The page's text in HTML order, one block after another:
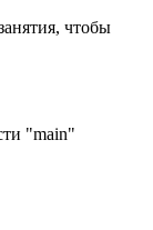
чтобы
"main"